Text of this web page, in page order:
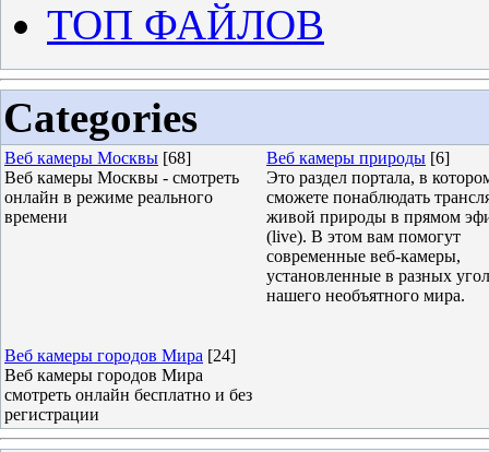
ТОП ФАЙЛОВ
Categories
Веб камеры Москвы [68]
Веб камеры Москвы - смотреть
онлайн в режиме реального
времени
Веб камеры природы [6]
Это раздел портала, в
сможете понаблюдать
живой природы в прямом
(live). В этом вам помогут
современные веб-камеры,
установленные в разных
нашего необъятного мира.
Веб камеры городов Мира [24]
Веб камеры городов Мира
смотреть онлайн бесплатно и без
регистрации